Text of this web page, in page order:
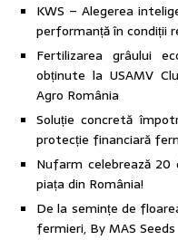
KWS – Alegerea
performanță în condiții
Fertilizarea grâului
obținute la USAMV
Agro România
Soluție concretă
protecție financiară
Nufarm celebrează
piața din România!
De la semințe de
fermieri, By MAS Seeds